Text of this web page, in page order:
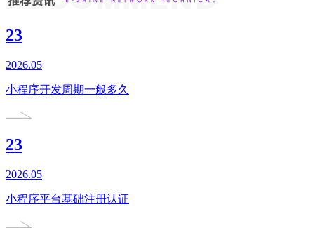
23
2026.05
小程序开发周期一般多久
23
2026.05
小程序平台基础注册认证